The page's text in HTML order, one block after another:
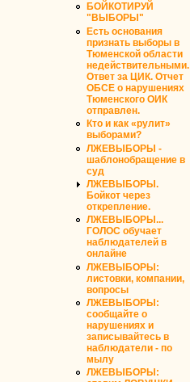
БОЙКОТИРУЙ
"ВЫБОРЫ"
Есть основания
признать выборы в
Тюменской области
недействительными.
Ответ за ЦИК. Отчет
ОБСЕ о нарушениях
Тюменского ОИК
отправлен.
Кто и как «рулит»
выборами?
ЛЖЕВЫБОРЫ -
шаблонобращение в
суд
ЛЖЕВЫБОРЫ.
Бойкот через
открепление.
ЛЖЕВЫБОРЫ...
ГОЛОС обучает
наблюдателей в
онлайне
ЛЖЕВЫБОРЫ:
листовки, компании,
вопросы
ЛЖЕВЫБОРЫ:
сообщайте о
нарушениях и
записывайтесь в
наблюдатели - по
мылу
ЛЖЕВЫБОРЫ: